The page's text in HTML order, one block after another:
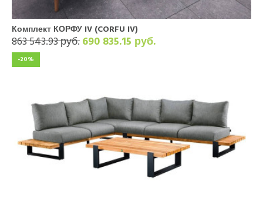
Комплект КОРФУ IV (CORFU IV)
863 543.93 руб.690 835.15 руб.
-20%